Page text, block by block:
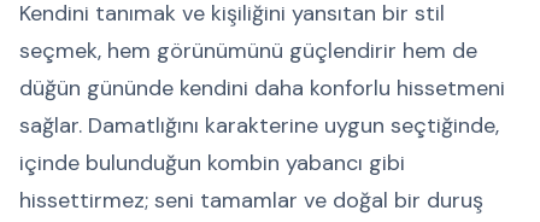
Kendini tanımak ve kişiliğini yansıtan bir stil
seçmek, hem görünümünü güçlendirir hem de
düğün gününde kendini daha konforlu hissetmeni
sağlar. Damatlığını karakterine uygun seçtiğinde,
içinde bulunduğun kombin yabancı gibi
hissettirmez; seni tamamlar ve doğal bir duruş